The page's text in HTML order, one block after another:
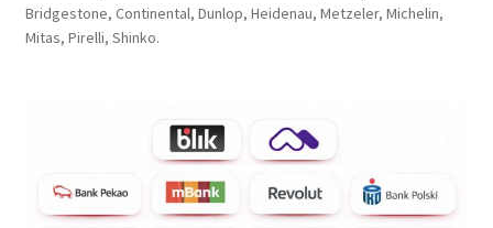
Bridgestone, Continental, Dunlop, Heidenau, Metzeler, Michelin,
Mitas, Pirelli, Shinko.